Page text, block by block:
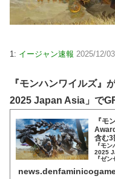
1: イージャン速報 2025/12/
『モンハンワイルズ
2025 Japan Asia」で
『モ
含む3
『モ
2025
『ゼ